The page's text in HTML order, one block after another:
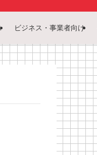
ビジネス・事業者向け